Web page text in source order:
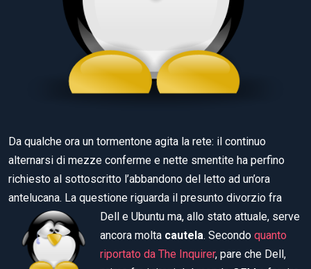
Da qualche ora un tormentone agita la rete: il continuo
alternarsi di mezze conferme e nette smentite ha perfino
richiesto al sottoscritto l’abbandono del letto ad un’ora
antelucana. La questione riguarda il presunto divorzio fra
Dell e Ubuntu ma, allo stato attuale, serve
ancora molta cautela. Secondo quanto
riportato da The Inquirer, pare che Dell,